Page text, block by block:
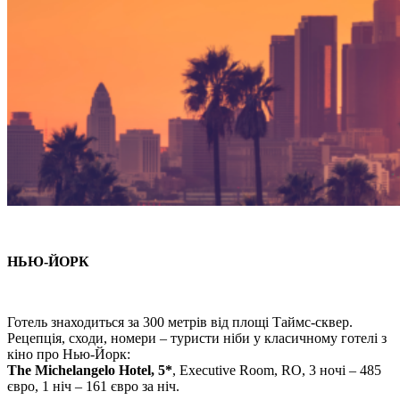
НЬЮ-ЙОРК
Готель знаходиться за 300 метрів від площі Таймс-сквер.
Рецепція, сходи, номери – туристи ніби у класичному готелі з
кіно про Нью-Йорк:
The Michelangelo Hotel, 5*, Executive Room, RO, 3 ночі – 485
євро, 1 ніч – 161 євро за ніч.